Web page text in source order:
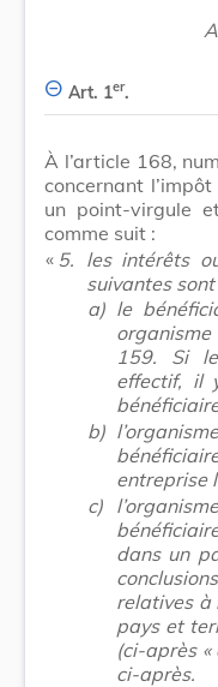
Art. 1er.
À l’article 168,
concernant
un point-virgule
comme suit :
​ « 5. les intérêts
suivantes
a) le
159. Si
effectif, il
b)
entreprise
c)
dans un
relatives à
pays et
(ci-après «
ci-après.